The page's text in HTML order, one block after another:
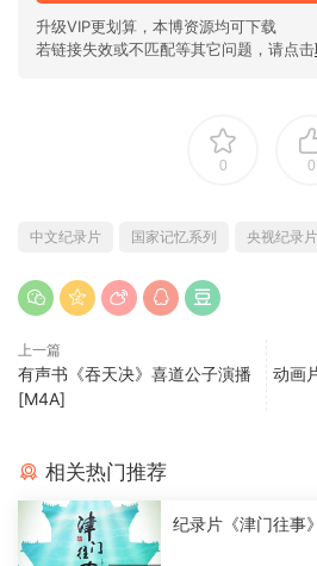
升级VIP更划算，本博资源均可下载
若链接失效或不匹配等其它问题，请点击
0 0
中文纪录片 国家记忆系列 央视纪录片
上一篇
有声书《吞天决》喜道公子演播
[M4A]
动画
相关热门推荐
纪录片《津门往事